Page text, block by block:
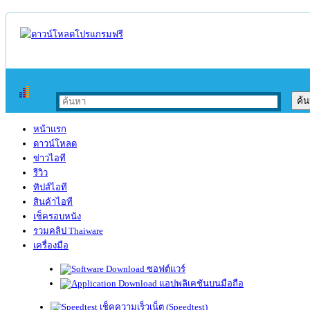
หน้าแรก
ดาวน์โหลด
ข่าวไอที
รีวิว
ทิปส์ไอที
สินค้าไอที
เช็ครอบหนัง
รวมคลิป Thaiware
เครื่องมือ
ซอฟต์แวร์
แอปพลิเคชันบนมือถือ
เช็คความเร็วเน็ต (Speedtest)